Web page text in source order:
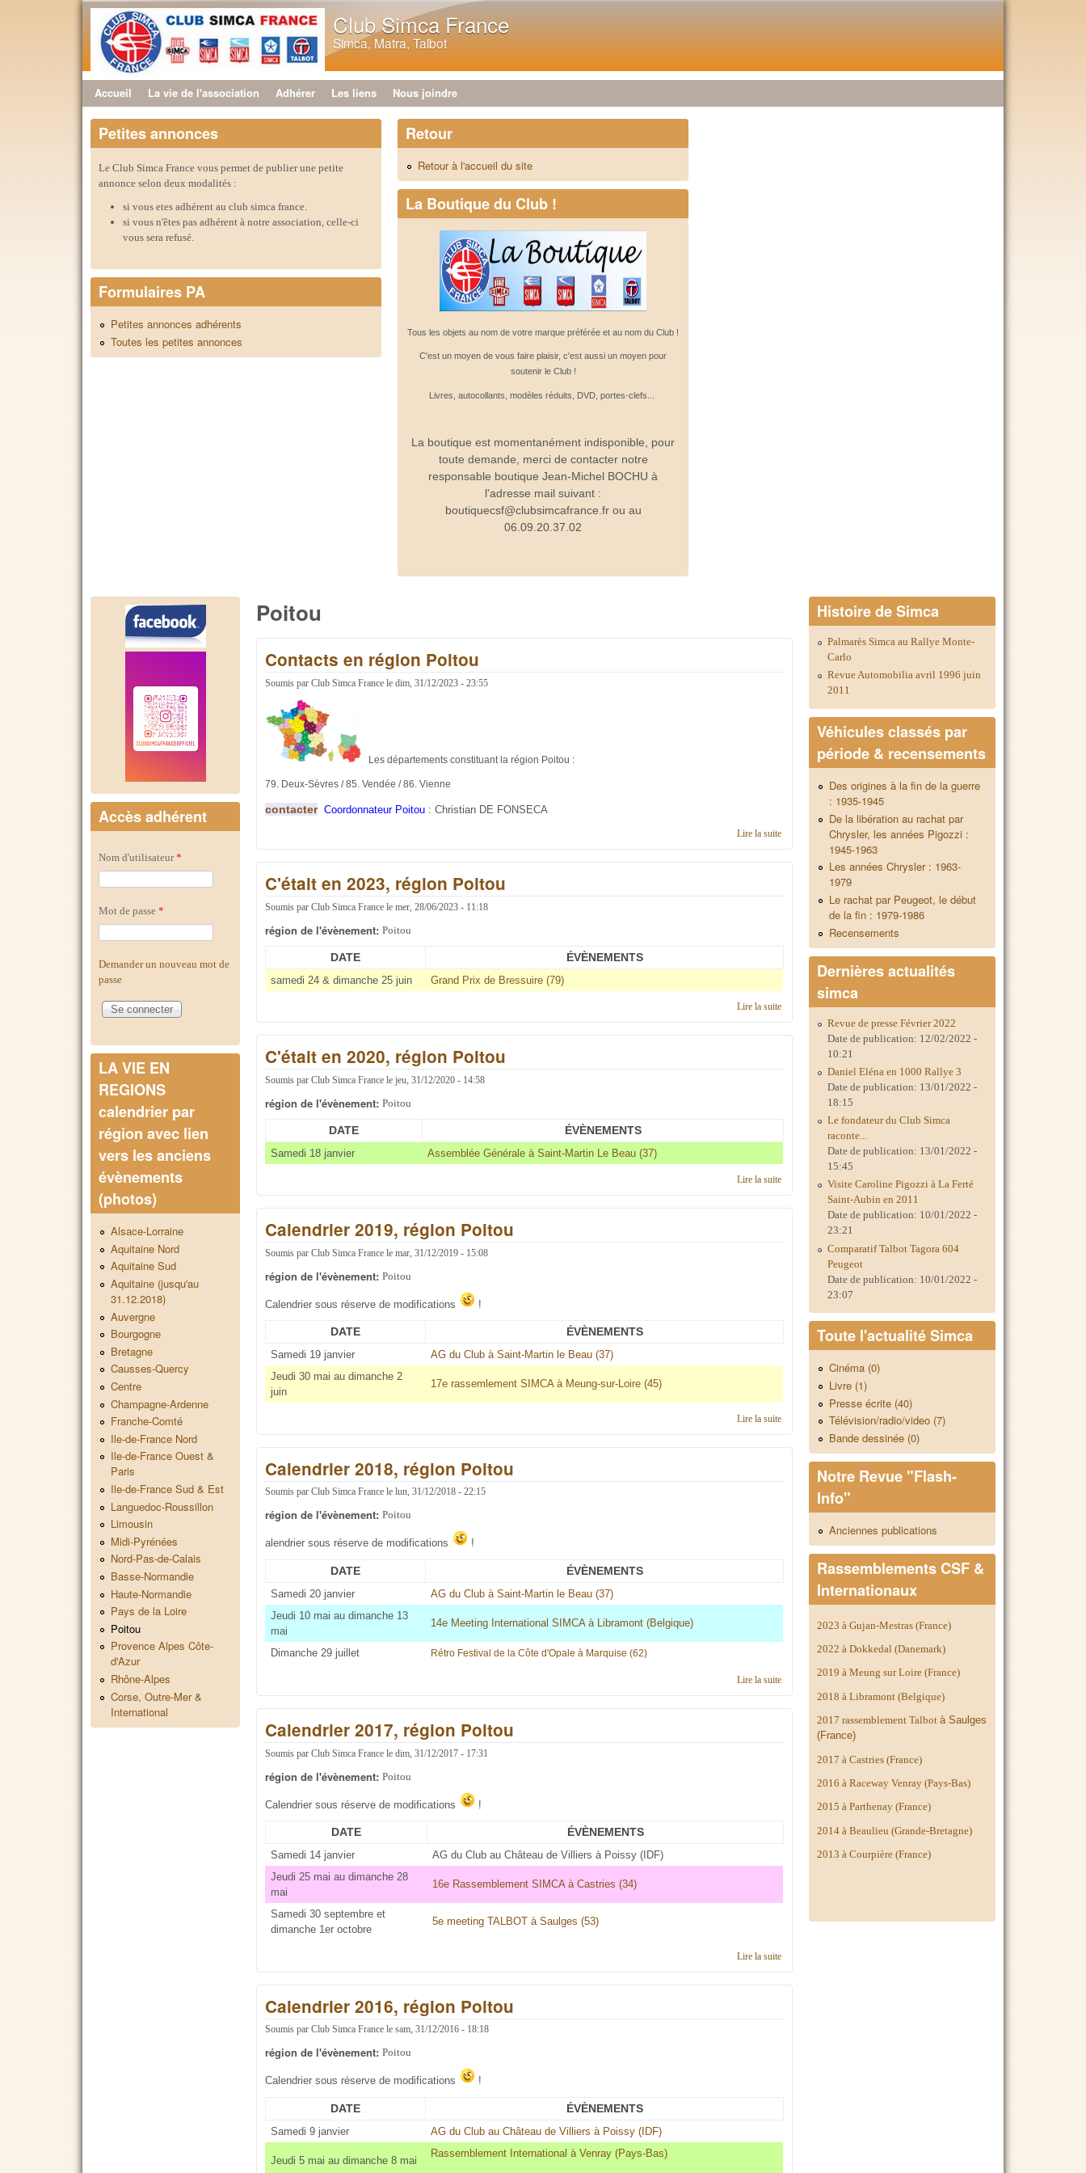
Club Simca France
Simca, Matra, Talbot
Menu principal
Accueil La vie de l'association Adhérer Les liens Nous joindre
Petites annonces
Le Club Simca France vous permet de publier une petite
annonce selon deux modalités :
si vous etes adhérent au club simca france.
si vous n'êtes pas adhérent à notre association, celle-ci
vous sera refusé.
Formulaires PA
Petites annonces adhérents
Toutes les petites annonces
Retour
Retour à l'accueil du site
La Boutique du Club !
Tous les objets au nom de votre marque préférée et au nom du Club !
C'est un moyen de vous faire plaisir, c'est aussi un moyen pour
soutenir le Club !
Livres, autocollants, modèles réduits, DVD, portes-clefs...
La boutique est momentanément indisponible, pour
toute demande, merci de contacter notre
responsable boutique Jean-Michel BOCHU à
l'adresse mail suivant :
boutiquecsf@clubsimcafrance.fr ou au
06.09.20.37.02
Poitou
Contacts en région Poitou
Soumis parClub Simca France ledim, 31/12/2023 - 23:55
Les départements constituant la région Poitou :
79. Deux-Sèvres / 85. Vendée / 86. Vienne
contacter Coordonnateur Poitou :Christian DE FONSECA
Lire la suite de Contacts en région Poitou
C'était en 2023, région Poitou
Soumis parClub Simca France lemer, 28/06/2023 - 11:18
région de l'évènement:Poitou
DATE ÉVÈNEMENTS
samedi 24 & dimanche 25 juin Grand Prix de Bressuire (79)
Lire la suite de C'était en 2023, région Poitou
C'était en 2020, région Poitou
Soumis parClub Simca France lejeu, 31/12/2020 - 14:58
région de l'évènement:Poitou
DATE ÉVÈNEMENTS
Samedi 18 janvier Assemblée Générale à Saint-Martin Le Beau (37)
Lire la suite de C'était en 2020, région Poitou
Calendrier 2019, région Poitou
Soumis parClub Simca France lemar, 31/12/2019 - 15:08
région de l'évènement:Poitou
Calendrier sous réserve de modifications !
DATE ÉVÈNEMENTS
Samedi 19 janvier
AG du Club à Saint-Martin le Beau (37)
Jeudi 30 mai au dimanche 2
juin
17e rassemlement SIMCA à Meung-sur-Loire (45)
Lire la suite de Calendrier 2019, région Poitou
Calendrier 2018, région Poitou
Soumis parClub Simca France lelun, 31/12/2018 - 22:15
région de l'évènement:Poitou
alendrier sous réserve de modifications !
DATE ÉVÈNEMENTS
Samedi 20 janvier
AG du Club à Saint-Martin le Beau (37)
Jeudi 10 mai au dimanche 13
mai
14e Meeting International SIMCA à Libramont (Belgique)
Dimanche 29 juillet Rétro Festival de la Côte d'Opale à Marquise (62)
Lire la suite de Calendrier 2018, région Poitou
Calendrier 2017, région Poitou
Soumis parClub Simca France ledim, 31/12/2017 - 17:31
région de l'évènement:Poitou
Calendrier sous réserve de modifications !
DATE ÉVÈNEMENTS
Samedi 14 janvier
AG du Club au Château de Villiers à Poissy (IDF)
Jeudi 25 mai au dimanche 28
mai
16e Rassemblement SIMCA à Castries (34)
Samedi 30 septembre et
dimanche 1er octobre
5e meeting TALBOT à Saulges (53)
Lire la suite
Calendrier 2016, région Poitou
Soumis parClub Simca France lesam, 31/12/2016 - 18:18
région de l'évènement:Poitou
Calendrier sous réserve de modifications !
DATE ÉVÈNEMENTS
Samedi 9 janvier AG du Club au Château de Villiers à Poissy (IDF)
Jeudi 5 mai au dimanche 8 mai
Rassemblement International à Venray (Pays-Bas)
Accès adhérent
Nom d'utilisateur*
Mot de passe *
Demander un nouveau mot de
passe
LA VIE EN
REGIONS
calendrier par
région avec lien
vers les anciens
évènements
(photos)
Alsace-Lorraine
Aquitaine Nord
Aquitaine Sud
Aquitaine (jusqu'au
31.12.2018)
Auvergne
Bourgogne
Bretagne
Causses-Quercy
Centre
Champagne-Ardenne
Franche-Comté
Ile-de-France Nord
Ile-de-France Ouest &
Paris
Ile-de-France Sud & Est
Languedoc-Roussillon
Limousin
Midi-Pyrénées
Nord-Pas-de-Calais
Basse-Normandie
Haute-Normandie
Pays de la Loire
Poitou
Provence Alpes Côte-
d'Azur
Rhône-Alpes
Corse, Outre-Mer &
International
Histoire de Simca
Palmarès Simca au Rallye Monte-
Carlo
Revue Automobilia avril 1996 juin
2011
Véhicules classés par
période & recensements
Des origines à la fin de la guerre
: 1935-1945
De la libération au rachat par
Chrysler, les années Pigozzi :
1945-1963
Les années Chrysler : 1963-
1979
Le rachat par Peugeot, le début
de la fin : 1979-1986
Recensements
Dernières actualités
simca
Revue de presse Février 2022
Date de publication: 12/02/2022 -
10:21
Daniel Eléna en 1000 Rallye 3
Date de publication: 13/01/2022 -
18:15
Le fondateur du Club Simca
raconte...
Date de publication: 13/01/2022 -
15:45
Visite Caroline Pigozzi à La Ferté
Saint-Aubin en 2011
Date de publication: 10/01/2022 -
23:21
Comparatif Talbot Tagora 604
Peugeot
Date de publication: 10/01/2022 -
23:07
Toute l'actualité Simca
Cinéma (0)
Livre (1)
Presse écrite (40)
Télévision/radio/video (7)
Bande dessinée (0)
Notre Revue "Flash-
Info"
Anciennes publications
Rassemblements CSF &
Internationaux
2023 à Gujan-Mestras (France)
2022 à Dokkedal (Danemark)
2019 à Meung sur Loire (France)
2018 à Libramont (Belgique)
2017 rassemblement Talbotà Saulges
(France)
2017 à Castries (France)
2016 à Raceway Venray (Pays-Bas)
2015 à Parthenay (France)
2014 àBeaulieu (Grande-Bretagne)
2013 à Courpière (France)